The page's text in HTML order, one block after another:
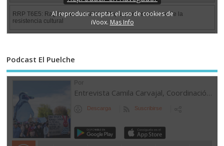
Podcast El Puelche